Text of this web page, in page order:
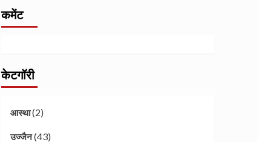
कमेंट
केटगॉरी
आस्था(2)
उज्जैन(43)